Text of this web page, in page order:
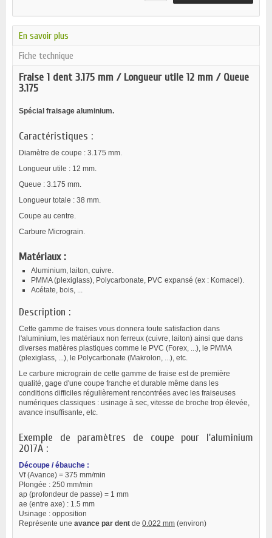
En savoir plus
Fiche technique
Fraise 1 dent 3.175 mm / Longueur utile 12 mm / Queue
3.175
Spécial fraisage aluminium.
Caractéristiques :
Diamètre de coupe : 3.175 mm.
Longueur utile : 12 mm.
Queue : 3.175 mm.
Longueur totale : 38 mm.
Coupe au centre.
Carbure Micrograin.
Matériaux :
Aluminium, laiton, cuivre.
PMMA (plexiglass), Polycarbonate, PVC expansé (ex : Komacel).
Acétate, bois, ...
Description :
Cette gamme de fraises vous donnera toute satisfaction dans
l'aluminium, les matériaux non ferreux (cuivre, laiton) ainsi que dans
diverses matières plastiques comme le PVC (Forex, ...), le PMMA
(plexiglass, ...), le Polycarbonate (Makrolon, ...), etc.
Le carbure micrograin de cette gamme de fraise est de première
qualité, gage d'une coupe franche et durable même dans les
conditions difficiles régulièrement rencontrées avec les fraiseuses
numériques classiques : usinage à sec, vitesse de broche trop élevée,
avance insuffisante, etc.
Exemple de paramètres de coupe pour l'aluminium
2017A :
Découpe / ébauche :
Vf (Avance) = 375 mm/min
Plongée : 250 mm/min
ap (profondeur de passe) = 1 mm
ae (entre axe) : 1.5 mm
Usinage : opposition
Représente une avance par dent de 0.022 mm (environ)